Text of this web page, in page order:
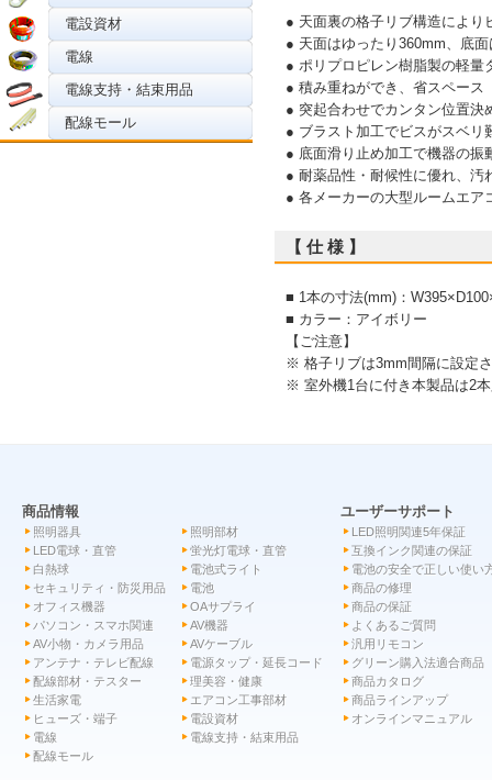
電設資材
電線
電線支持・結束用品
配線モール
● 天面裏の格子リブ構造により
● 天面はゆったり360mm、底
● ポリプロピレン樹脂製の軽量
● 積み重ねができ、省スペース
● 突起合わせでカンタン位置決
● ブラスト加工でビスがスベリ
● 底面滑り止め加工で機器の振
● 耐薬品性・耐候性に優れ、汚
● 各メーカーの大型ルームエア
【 仕 様 】
■ 1本の寸法(mm)：
■ カラー：アイボリー
【ご注意】
※ 格子リブは3mm間隔に設定
※ 室外機1台に付き本製品は2
商品情報
照明器具
照明部材
LED電球・直管
蛍光灯電球・直管
白熱球
電池式ライト
セキュリティ・防災用品
電池
オフィス機器
OAサプライ
パソコン・スマホ関連
AV機器
AV小物・カメラ用品
AVケーブル
アンテナ・テレビ配線
電源タップ・延長コード
配線部材・テスター
理美容・健康
生活家電
エアコン工事部材
ヒューズ・端子
電設資材
電線
電線支持・結束用品
配線モール
ユーザーサポート
LED照明関連5年保証
互換インク関連の保証
電池の安全で正しい使い
商品の修理
商品の保証
よくあるご質問
汎用リモコン
グリーン購入法適合商品
商品カタログ
商品ラインアップ
オンラインマニュアル